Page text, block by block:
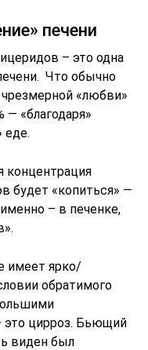
печени
– это одна
Что обычно
чрезмерной «любви»
— «благодаря»
еде.
концентрация
будет «копиться» —
– в печенке,
имеет ярко/
обратимого
это цирроз. Бьющий
виден был